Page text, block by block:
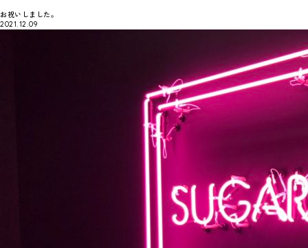
お祝いしました。
2021.12.09